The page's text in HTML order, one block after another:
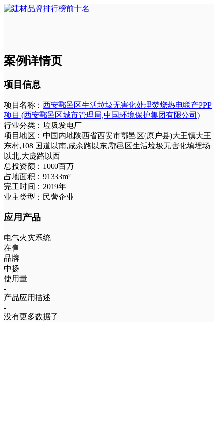
案例详情页
项目信息
项目名称： 西安鄠邑区生活垃圾无害化处理焚烧热电联产PPP
项目 (西安鄠邑区城市管理局,中国环境保护集团有限公司)
行业分类： 垃圾发电厂
项目地区： 中国内地陕西省西安市鄠邑区(原户县)大王镇大王
东村,108 国道以南,咸余路以东,鄠邑区生活垃圾无害化填埋场
以北,大庞路以西
总投资额： 1000百万
占地面积： 91333m²
完工时间： 2019年
业主类型： 民营企业
应用产品
电气火灾系统
在售
品牌
中扬
使用量
-
产品应用描述
-
没有更多数据了